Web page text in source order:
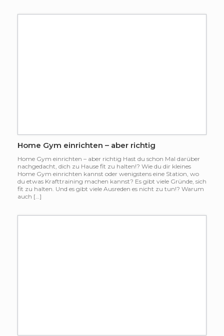
Home Gym einrichten – aber richtig
Home Gym einrichten – aber richtig Hast du schon Mal darüber
nachgedacht, dich zu Hause fit zu halten!? Wie du dir kleines
Home Gym einrichten kannst oder wenigstens eine Station, wo
du etwas Krafttraining machen kannst? Es gibt viele Gründe, sich
fit zu halten. Und es gibt viele Ausreden es nicht zu tun!? Warum
auch […]